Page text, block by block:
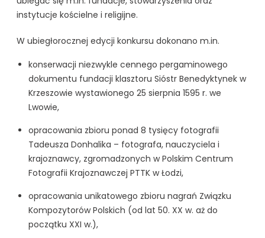
instytucje kościelne i religijne.
W ubiegłorocznej edycji konkursu dokonano m.in.
konserwacji niezwykle cennego pergaminowego
dokumentu fundacji klasztoru Sióstr Benedyktynek w
Krzeszowie wystawionego 25 sierpnia 1595 r. we
Lwowie,
opracowania zbioru ponad 8 tysięcy fotografii
Tadeusza Donhalika – fotografa, nauczyciela i
krajoznawcy, zgromadzonych w Polskim Centrum
Fotografii Krajoznawczej PTTK w Łodzi,
opracowania unikatowego zbioru nagrań Związku
Kompozytorów Polskich (od lat 50. XX w. aż do
początku XXI w.),